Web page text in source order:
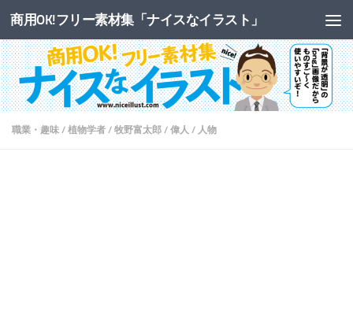
コンテンツへスキップ
商用OK!フリー素材集「ナイスなイラスト」
職業・趣味 / 植物学者 / 牧野富太郎 / 偉人 / 人物